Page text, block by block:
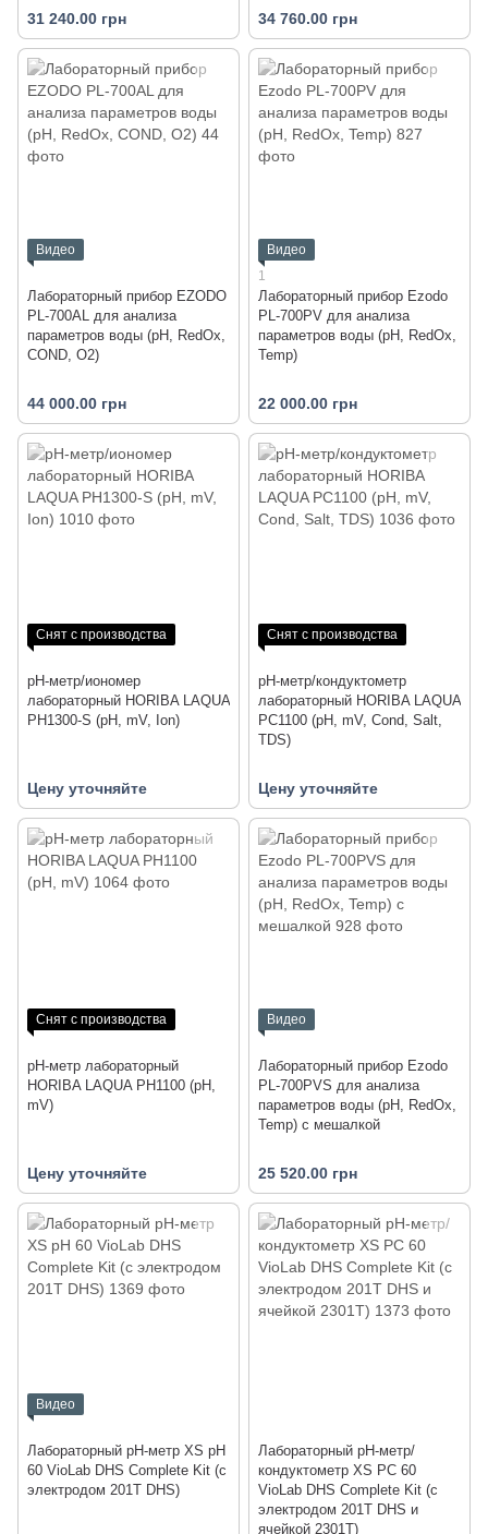
31 240.00 грн 34 760.00 грн
Видео
Лабораторный прибор EZODO
PL-700AL для анализа
параметров воды (рН, RedOx,
COND, O2)
44 000.00 грн
Видео
1
Лабораторный прибор Ezodo
PL-700PV для анализа
параметров воды (рН, RedOx,
Temp)
22 000.00 грн
Снят с производства
pH-метр/иономер
лабораторный HORIBA LAQUA
PH1300-S (pH, mV, Ion)
Цену уточняйте
Снят с производства
pH-метр/кондуктометр
лабораторный HORIBA LAQUA
PC1100 (pH, mV, Cond, Salt,
TDS)
Цену уточняйте
Снят с производства
pH-метр лабораторный
HORIBA LAQUA PH1100 (pH,
mV)
Цену уточняйте
Видео
Лабораторный прибор Ezodo
PL-700PVS для анализа
параметров воды (рН, RedOx,
Temp) с мешалкой
25 520.00 грн
Видео
Лабораторный pH-метр XS pH
60 VioLab DHS Complete Kit (с
электродом 201T DHS)
Лабораторный pH-метр/
кондуктометр XS PC 60
VioLab DHS Complete Kit (с
электродом 201T DHS и
ячейкой 2301T)